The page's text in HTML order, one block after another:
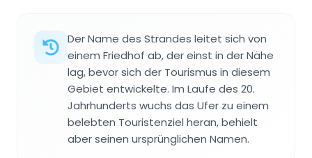
Der Name des Strandes leitet sich von
einem Friedhof ab, der einst in der Nähe
lag, bevor sich der Tourismus in diesem
Gebiet entwickelte. Im Laufe des 20.
Jahrhunderts wuchs das Ufer zu einem
belebten Touristenziel heran, behielt
aber seinen ursprünglichen Namen.